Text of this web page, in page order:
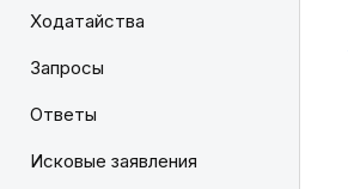
Ходатайства
Запросы
Ответы
Исковые заявления